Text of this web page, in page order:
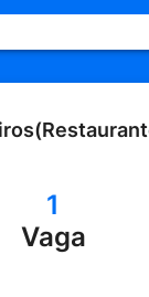
1
Vaga